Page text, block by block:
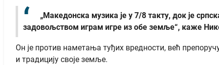
„Македонска музика је у 7/8 такту, док је
задовољством играм игре из обе земље“, каже
Он је против наметања туђих вредности, већ
и традицију своје земље.